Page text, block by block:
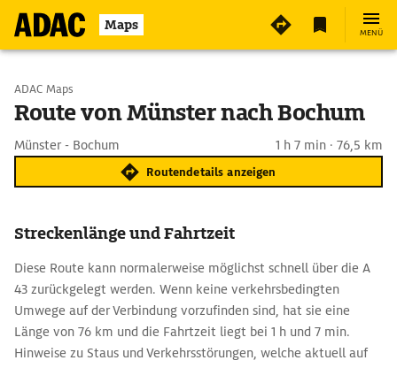
Maps MENÜ
Start wählen
ADAC Maps
Route von Münster nach Bochum
Münster - Bochum 1 h 7 min · 76,5 km
Routendetails anzeigen
Streckenlänge und Fahrtzeit
Diese Route kann normalerweise möglichst schnell über die A
43 zurückgelegt werden. Wenn keine verkehrsbedingten
Umwege auf der Verbindung vorzufinden sind, hat sie eine
Länge von 76 km und die Fahrtzeit liegt bei 1 h und 7 min.
Hinweise zu Staus und Verkehrsstörungen, welche aktuell auf